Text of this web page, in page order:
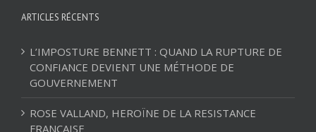
ARTICLES RÉCENTS
L’IMPOSTURE BENNETT : QUAND LA RUPTURE DE
CONFIANCE DEVIENT UNE MÉTHODE DE
GOUVERNEMENT
ROSE VALLAND, HEROÏNE DE LA RESISTANCE
FRANÇAISE